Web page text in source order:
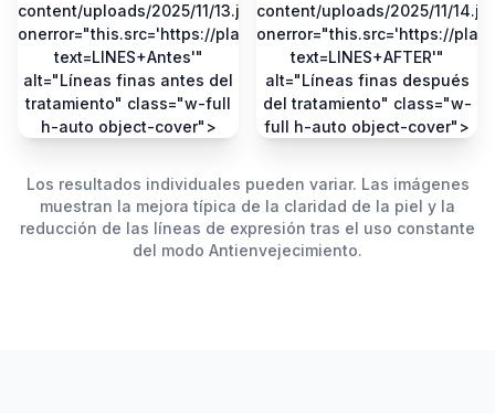
content/uploads/2025/11/13.jpg"
onerror="this.src='https://placehold.co/400x400/eeeeee/
text=LINES+Antes'"
alt="Líneas finas antes del
tratamiento" class="w-full
h-auto object-cover">
content/uploads/2025/11/
onerror="this.src='https://
text=LINES+AFTER'"
alt="Líneas finas después
del tratamiento" class="w-
full h-auto object-cover">
Los resultados individuales pueden variar. Las imágenes
muestran la mejora típica de la claridad de la piel y la
reducción de las líneas de expresión tras el uso constante
del modo Antienvejecimiento.